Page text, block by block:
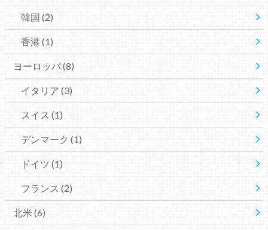
韓国 (2)
香港 (1)
ヨーロッパ(8)
イタリア (3)
スイス (1)
デンマーク (1)
ドイツ (1)
フランス (2)
北米 (6)